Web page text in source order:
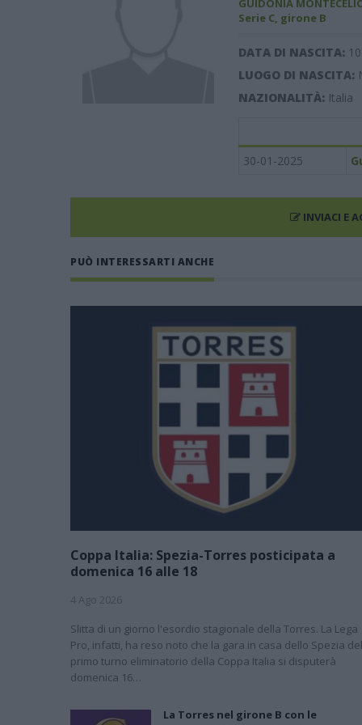
GUIDONIA
Serie C, girone B
DATA DI NASCITA:
LUOGO DI NASCITA:
NAZIONALITÀ: Italia
30-01-2025
INVIACI E
PUÒ INTERESSARTI ANCHE
Coppa Italia: Spezia-Torres posticipata a
domenica 16 alle 18
4 Ago 2026
Slitta di un giorno l'esordio stagionale della Torres. La Lega
Pro, infatti, ha reso noto che la gara in casa dello Spezia del
primo turno eliminatorio della Coppa Italia si disputerà
domenica 16…
La Torres nel girone B con le